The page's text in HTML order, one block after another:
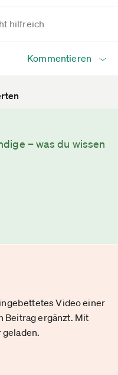
hilfreich
Kommentieren
– was du wissen
Video einer
Beitrag ergänzt. Mit